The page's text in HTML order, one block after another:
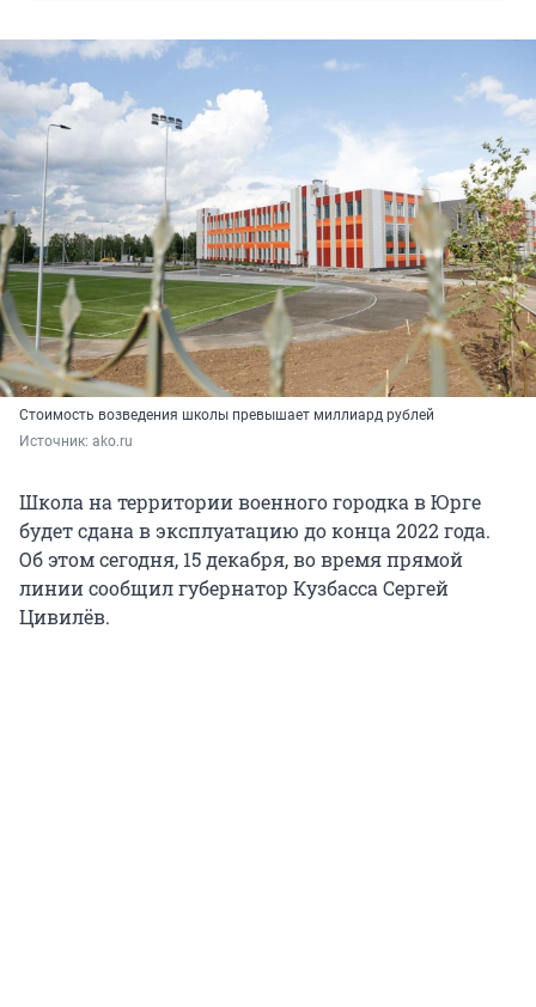
Стоимость возведения школы превышает миллиард рублей
Источник: ako.ru
Школа на территории военного городка в Юрге
будет сдана в эксплуатацию до конца 2022 года.
Об этом сегодня, 15 декабря, во время прямой
линии сообщил губернатор Кузбасса Сергей
Цивилёв.